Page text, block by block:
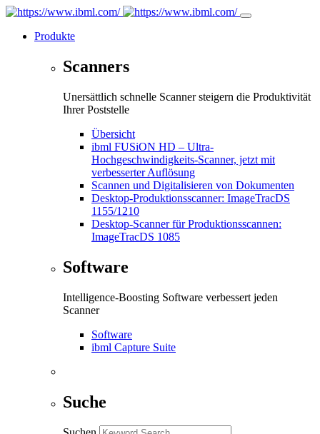
Produkte
Scanners
Unersättlich schnelle Scanner steigern die Produktivität
Ihrer Poststelle
Übersicht
ibml FUSiON HD – Ultra-
Hochgeschwindigkeits-Scanner, jetzt mit
verbesserter Auflösung
Scannen und Digitalisieren von Dokumenten
Desktop-Produktionsscanner: ImageTracDS
1155/1210
Desktop-Scanner für Produktionsscannen:
ImageTracDS 1085
Software
Intelligence-Boosting Software verbessert jeden
Scanner
Software
ibml Capture Suite
Suche